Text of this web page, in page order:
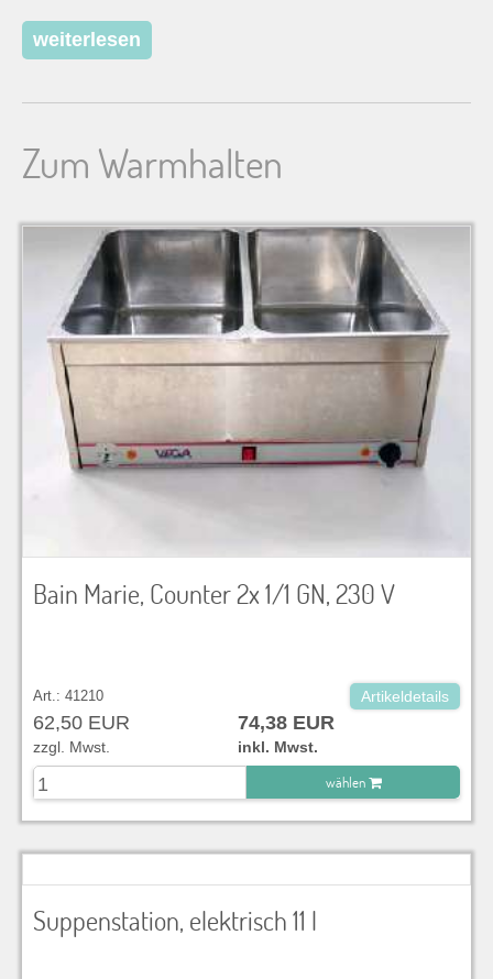
weiterlesen
Zum Warmhalten
Bain Marie, Counter 2x 1/1 GN, 230 V
Art.: 41210 Artikeldetails
62,50 EUR 74,38 EUR
zzgl. Mwst.
inkl. Mwst.
wählen
zu Warenkorb hinzugefügt.
Suppenstation, elektrisch 11 l